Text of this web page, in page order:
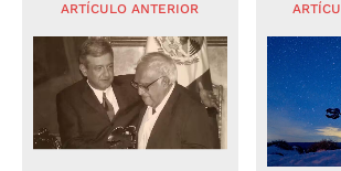
ARTÍCULO ANTERIOR